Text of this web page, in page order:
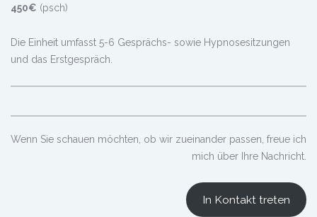
450€ (psch)
Die Einheit umfasst 5-6 Gesprächs- sowie Hypnosesitzungen
und das Erstgespräch.
Wenn Sie schauen möchten, ob wir zueinander passen, freue ich
mich über Ihre Nachricht.
In Kontakt treten